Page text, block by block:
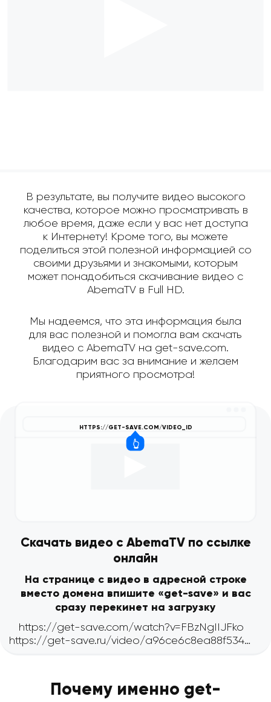
В результате, вы получите видео высокого
качества, которое можно просматривать в
любое время, даже если у вас нет доступа
к Интернету! Кроме того, вы можете
поделиться этой полезной информацией со
своими друзьями и знакомыми, которым
может понадобиться скачивание видео с
AbemaTV в Full HD.
Мы надеемся, что эта информация была
для вас полезной и помогла вам скачать
видео с AbemaTV на get-save.com.
Благодарим вас за внимание и желаем
приятного просмотра!
Скачать видео с AbemaTV по ссылке
онлайн
На странице с видео в адресной строке
вместо домена впишите «get-save» и вас
сразу перекинет на загрузку
Почему именно get-